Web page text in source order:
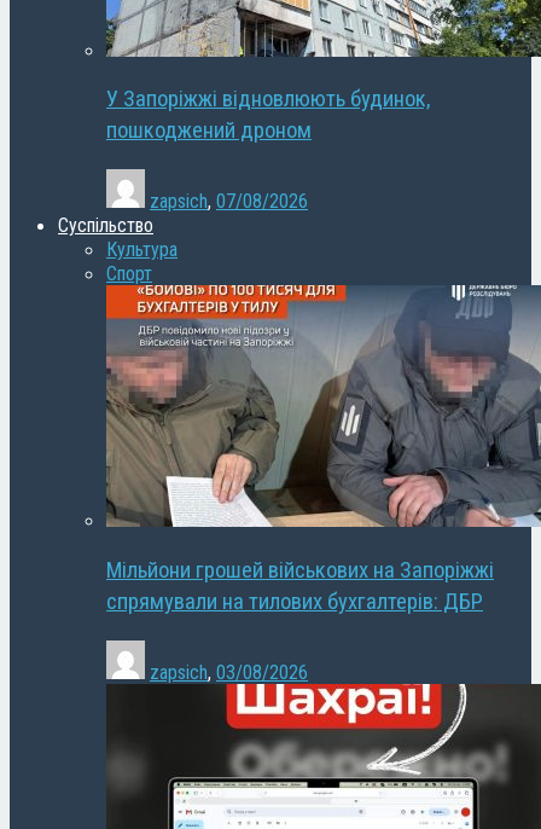
У Запоріжжі відновлюють будинок,
пошкоджений дроном
zapsich, 07/08/2026
Суспільство
Культура
Спорт
Мільйони грошей військових на Запоріжжі
спрямували на тилових бухгалтерів: ДБР
zapsich, 03/08/2026